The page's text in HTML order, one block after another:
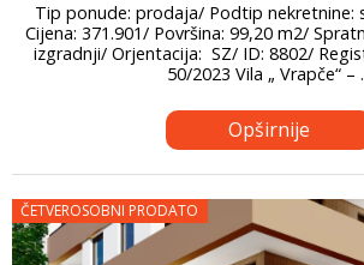
Tip ponude: prodaja/ Podtip nekretnine:
Cijena: 371.901/ Površina: 99,20 m2/
izgradnji/ Orjentacija: SZ/ ID: 8802/
50/2023 Vila „ Vrapče“ –
Opširnije
ČETVEROSOBNI PRODATO